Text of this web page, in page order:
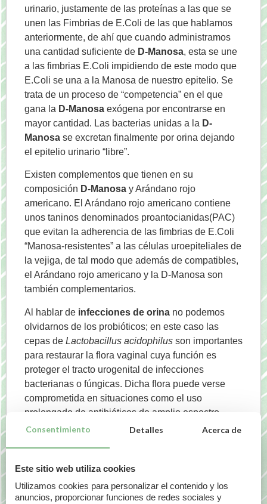
urinario, justamente de las proteínas a las que se
unen las Fimbrias de E.Coli de las que hablamos
anteriormente, de ahí que cuando administramos
una cantidad suficiente de D-Manosa, esta se une
a las fimbrias E.Coli impidiendo de este modo que
E.Coli se una a la Manosa de nuestro epitelio. Se
trata de un proceso de “competencia” en el que
gana la D-Manosa exógena por encontrarse en
mayor cantidad. Las bacterias unidas a la D-
Manosa se excretan finalmente por orina dejando
el epitelio urinario “libre”.
Existen complementos que tienen en su
composición D-Manosa y Arándano rojo
americano. El Arándano rojo americano contiene
unos taninos denominados proantocianidas(PAC)
que evitan la adherencia de las fimbrias de E.Coli
“Manosa-resistentes” a las células uroepiteliales de
la vejiga, de tal modo que además de compatibles,
el Arándano rojo americano y la D-Manosa son
también complementarios.
Al hablar de infecciones de orina no podemos
olvidarnos de los probióticos; en este caso las
cepas de Lactobacillus acidophilus son importantes
para restaurar la flora vaginal cuya función es
proteger el tracto urogenital de infecciones
bacterianas o fúngicas. Dicha flora puede verse
comprometida en situaciones como el uso
prolongado de antibióticos de amplio espectro,
menopausia, etc.
A parte de todos estos complementos existen
medidas higiénico-dietéticas que habitualmente se
infecciones tales como el mantener una ingesta de
Consentimiento Detalles Acerca de
Este sitio web utiliza cookies
Utilizamos cookies para personalizar el contenido y los
anuncios, proporcionar funciones de redes sociales y